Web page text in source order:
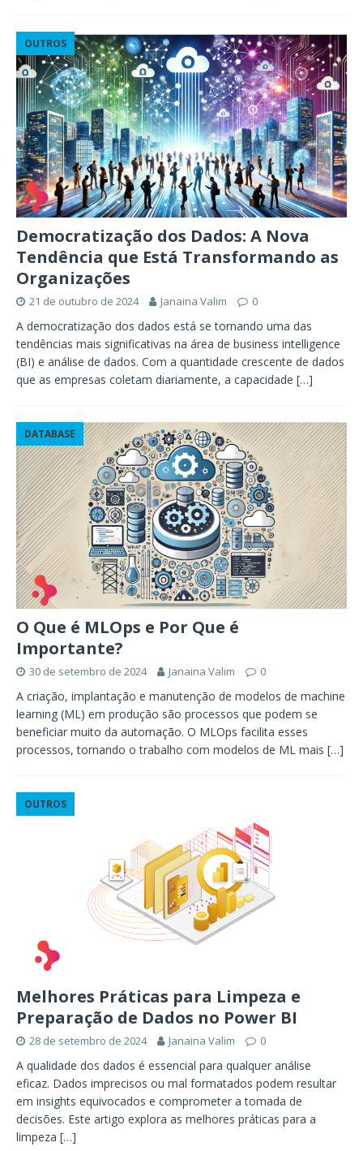
OUTROS
Democratização dos Dados: A Nova
Tendência que Está Transformando as
Organizações
21 de outubro de 2024 Janaina Valim 0
A democratização dos dados está se tornando uma das
tendências mais significativas na área de business intelligence
(BI) e análise de dados. Com a quantidade crescente de dados
que as empresas coletam diariamente, a capacidade […]
DATABASE
O Que é MLOps e Por Que é
Importante?
30 de setembro de 2024 Janaina Valim 0
A criação, implantação e manutenção de modelos de machine
learning (ML) em produção são processos que podem se
beneficiar muito da automação. O MLOps facilita esses
processos, tornando o trabalho com modelos de ML mais […]
OUTROS
Melhores Práticas para Limpeza e
Preparação de Dados no Power BI
28 de setembro de 2024 Janaina Valim 0
A qualidade dos dados é essencial para qualquer análise
eficaz. Dados imprecisos ou mal formatados podem resultar
em insights equivocados e comprometer a tomada de
decisões. Este artigo explora as melhores práticas para a
limpeza […]